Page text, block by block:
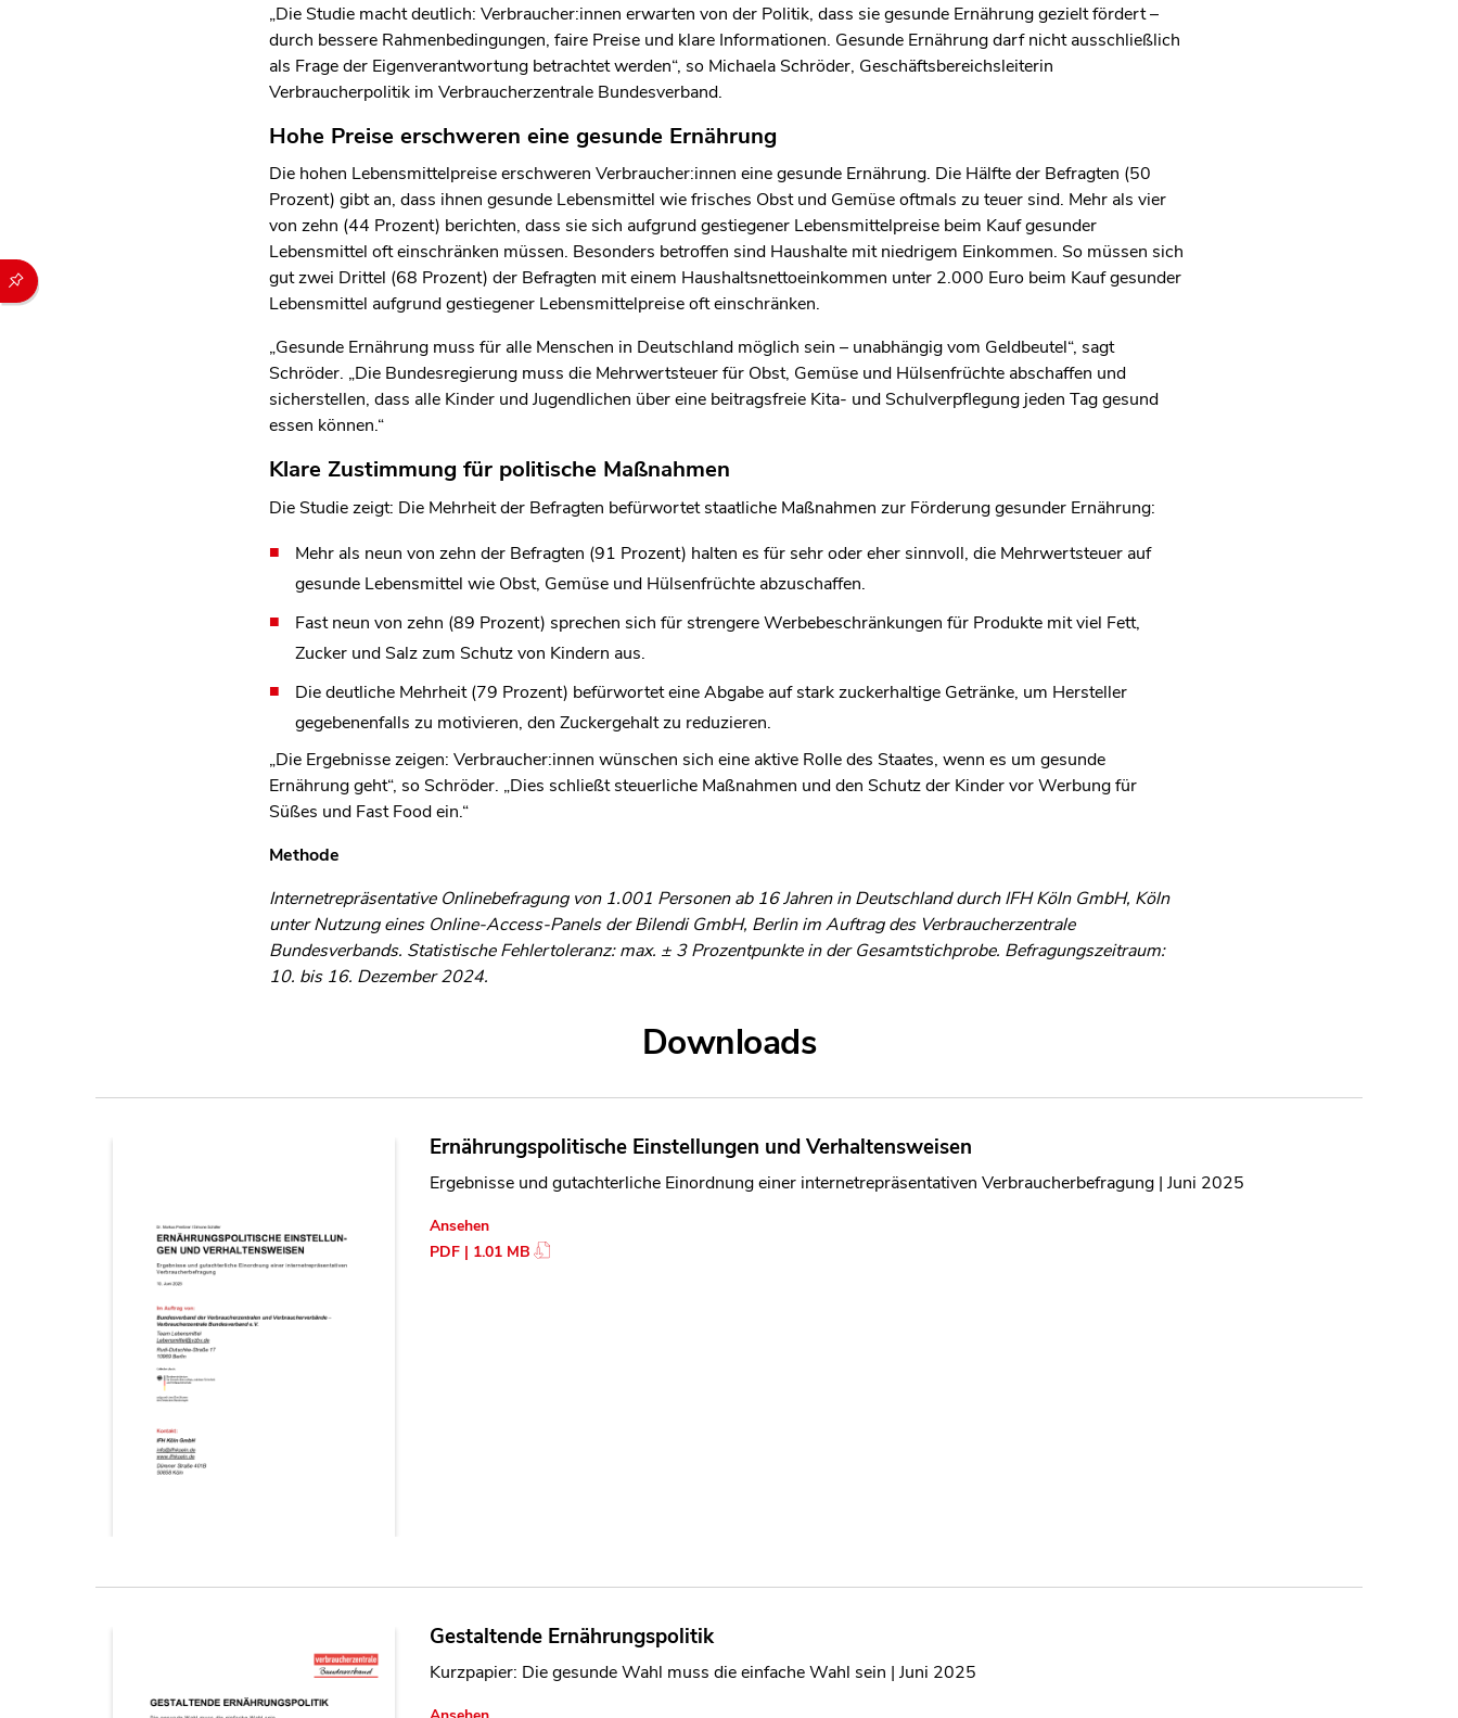
Durch die folgenden Buttons können Sie direkt auf einen speziellen Bereich des Inhaltes springen
„Die Studie macht deutlich: Verbraucher:innen erwarten von der Politik, dass sie gesunde Ernährung gezielt fördert –
durch bessere Rahmenbedingungen, faire Preise und klare Informationen. Gesunde Ernährung darf nicht ausschließlich
als Frage der Eigenverantwortung betrachtet werden“, so Michaela Schröder, Geschäftsbereichsleiterin
Verbraucherpolitik im Verbraucherzentrale Bundesverband.
Hohe Preise erschweren eine gesunde Ernährung
Die hohen Lebensmittelpreise erschweren Verbraucher:innen eine gesunde Ernährung. Die Hälfte der Befragten (50
Prozent) gibt an, dass ihnen gesunde Lebensmittel wie frisches Obst und Gemüse oftmals zu teuer sind. Mehr als vier
von zehn (44 Prozent) berichten, dass sie sich aufgrund gestiegener Lebensmittelpreise beim Kauf gesunder
Lebensmittel oft einschränken müssen. Besonders betroffen sind Haushalte mit niedrigem Einkommen. So müssen sich
gut zwei Drittel (68 Prozent) der Befragten mit einem Haushaltsnettoeinkommen unter 2.000 Euro beim Kauf gesunder
Lebensmittel aufgrund gestiegener Lebensmittelpreise oft einschränken.
„Gesunde Ernährung muss für alle Menschen in Deutschland möglich sein – unabhängig vom Geldbeutel“, sagt
Schröder. „Die Bundesregierung muss die Mehrwertsteuer für Obst, Gemüse und Hülsenfrüchte abschaffen und
sicherstellen, dass alle Kinder und Jugendlichen über eine beitragsfreie Kita- und Schulverpflegung jeden Tag gesund
essen können.“
Klare Zustimmung für politische Maßnahmen
Die Studie zeigt: Die Mehrheit der Befragten befürwortet staatliche Maßnahmen zur Förderung gesunder Ernährung:
Mehr als neun von zehn der Befragten (91 Prozent) halten es für sehr oder eher sinnvoll, die Mehrwertsteuer auf
gesunde Lebensmittel wie Obst, Gemüse und Hülsenfrüchte abzuschaffen.
Fast neun von zehn (89 Prozent) sprechen sich für strengere Werbebeschränkungen für Produkte mit viel Fett,
Zucker und Salz zum Schutz von Kindern aus.
Die deutliche Mehrheit (79 Prozent) befürwortet eine Abgabe auf stark zuckerhaltige Getränke, um Hersteller
gegebenenfalls zu motivieren, den Zuckergehalt zu reduzieren.
„Die Ergebnisse zeigen: Verbraucher:innen wünschen sich eine aktive Rolle des Staates, wenn es um gesunde
Ernährung geht“, so Schröder. „Dies schließt steuerliche Maßnahmen und den Schutz der Kinder vor Werbung für
Süßes und Fast Food ein.“
Methode
Internetrepräsentative Onlinebefragung von 1.001 Personen ab 16 Jahren in Deutschland durch IFH Köln GmbH, Köln
unter Nutzung eines Online-Access-Panels der Bilendi GmbH, Berlin im Auftrag des Verbraucherzentrale
Bundesverbands. Statistische Fehlertoleranz: max. ± 3 Prozentpunkte in der Gesamtstichprobe. Befragungszeitraum:
10. bis 16. Dezember 2024.
Downloads
Ernährungspolitische Einstellungen und Verhaltensweisen
Ergebnisse und gutachterliche Einordnung einer internetrepräsentativen Verbraucherbefragung | Juni 2025
Ansehen
PDF | 1.01 MB
Gestaltende Ernährungspolitik
Kurzpapier: Die gesunde Wahl muss die einfache Wahl sein | Juni 2025